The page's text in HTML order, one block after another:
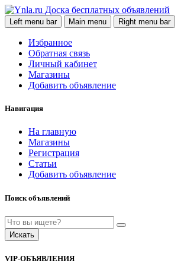
Доска бесплатных объявлений
Left menu bar Main menu Right menu bar
Избранное
Обратная связь
Личный кабинет
Магазины
Добавить объявление
Навигация
На главную
Магазины
Регистрация
Статьи
Добавить объявление
Поиск объявлений
Искать
VIP-ОБЪЯВЛЕНИЯ